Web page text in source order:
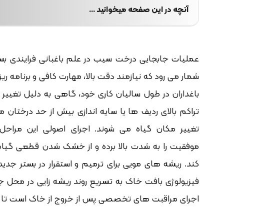
آنچه در این صفحه میخوانید ...
عملیات جابجایی درخت سیب در علم باغبانی فرایندی
شمار می رود که نیازمند دقت بالا، مهارت کافی و
باغداران در طول سالیان کاری خود، گاهی به دلیل
تراکم بالای ردیف ها یا سایه اندازی بیش از حد درختان
تغییر مکان گیاه می شوند. اجرای اصولی این
موفقیت را به شدت بالا برده و از خشک شدن قطعی
کند. ریشه های مویی برای ترمیم و استقرار در بستر
فیزیولوژی بافت خاک به تسریع روند ریشه زایی در
اجرای مراقبت های تخصصی پس از خروج از خاک است